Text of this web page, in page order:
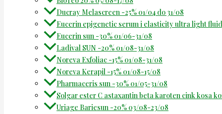
Ducray Melascreen -25% 01/04 do 31/08
Eucerin epigenetic serum i elasticity ultra light
Eucerin sun -30% 01/06-31/08
Ladival SUN -20% 01/08-31/08
Noreva Exfoliac -15% 01/08-31/08
Noreva Kerapil -15% 01/08-15/08
Pharmaceris sun -30% 01/05-31/08
Solgar ester C astaxantin beta karoten cink kosa
Uriage Bariesun -20% 03/08-23/08